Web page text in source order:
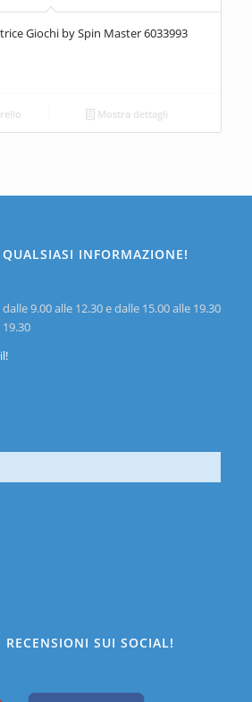
Giochi by Spin Master 6033993
Mostra dettagli
INFORMAZIONE!
9.00 alle 12.30 e dalle 15.00 alle 19.30
RECENSIONI SUI SOCIAL!